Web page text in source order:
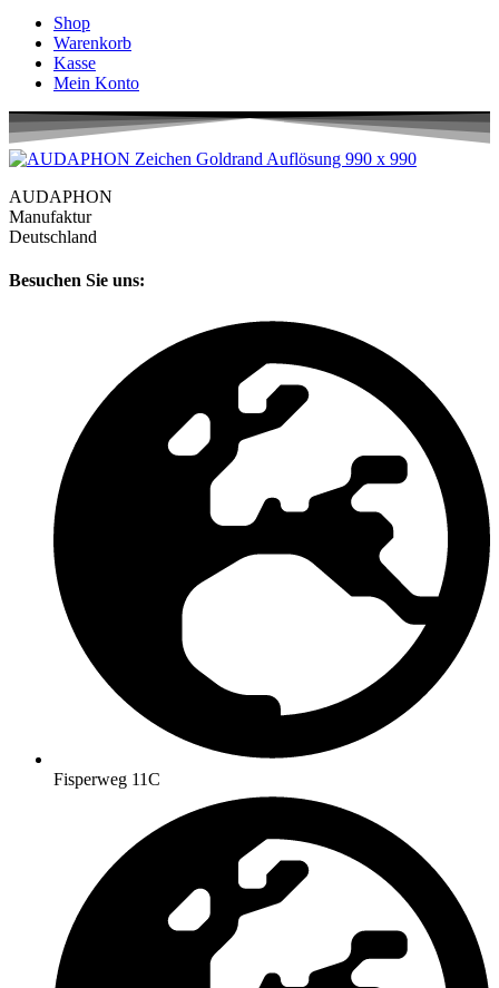
Shop
Warenkorb
Kasse
Mein Konto
AUDAPHON
Manufaktur
Deutschland
Besuchen Sie uns:
Fisperweg 11C